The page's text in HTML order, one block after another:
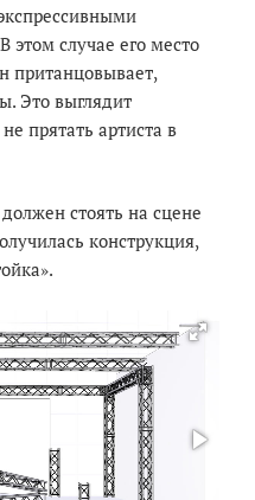
случае его место
пританцовывает,
Это выглядит
прятать артиста в
стоять на сцене
конструкция,